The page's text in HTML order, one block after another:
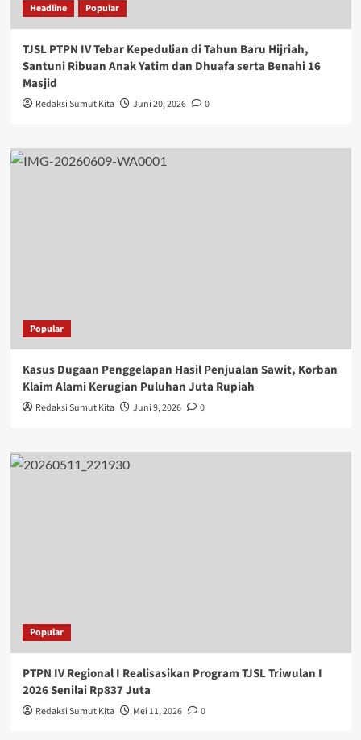
Headline Popular
TJSL PTPN IV Tebar Kepedulian di Tahun Baru Hijriah,
Santuni Ribuan Anak Yatim dan Dhuafa serta Benahi 16
Masjid
Redaksi Sumut Kita Juni 20, 2026 0
Popular
Kasus Dugaan Penggelapan Hasil Penjualan Sawit, Korban
Klaim Alami Kerugian Puluhan Juta Rupiah
Redaksi Sumut Kita Juni 9, 2026 0
Popular
PTPN IV Regional I Realisasikan Program TJSL Triwulan I
2026 Senilai Rp837 Juta
Redaksi Sumut Kita Mei 11, 2026 0